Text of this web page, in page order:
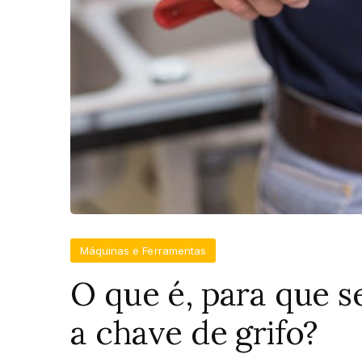
Máquinas e Ferramentas
O que é, para que
a chave de grifo?